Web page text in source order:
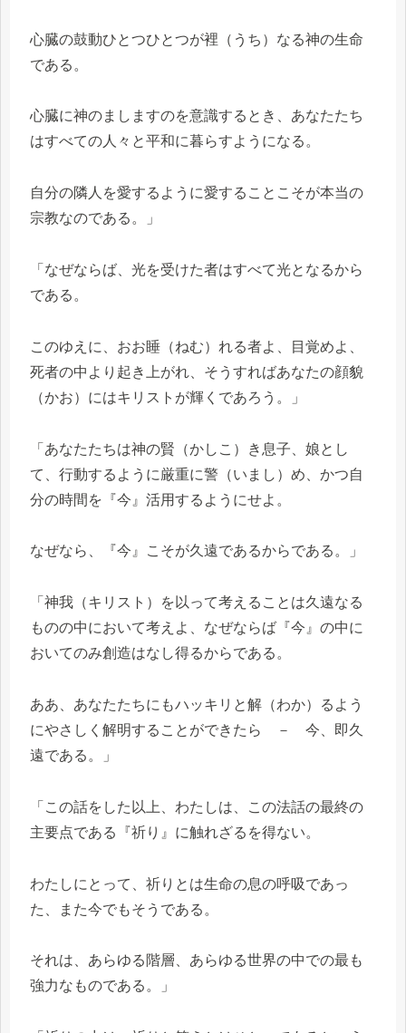
心臓の鼓動ひとつひとつが裡（うち）なる神の生命
である。
心臓に神のましますのを意識するとき、あなたたち
はすべての人々と平和に暮らすようになる。
自分の隣人を愛するように愛することこそが本当の
宗教なのである。」
「なぜならば、光を受けた者はすべて光となるから
である。
このゆえに、おお睡（ねむ）れる者よ、目覚めよ、
死者の中より起き上がれ、そうすればあなたの顔貌
（かお）にはキリストが輝くであろう。」
「あなたたちは神の賢（かしこ）き息子、娘とし
て、行動するように厳重に警（いまし）め、かつ自
分の時間を『今』活用するようにせよ。
なぜなら、『今』こそが久遠であるからである。」
「神我（キリスト）を以って考えることは久遠なる
ものの中において考えよ、なぜならば『今』の中に
おいてのみ創造はなし得るからである。
ああ、あなたたちにもハッキリと解（わか）るよう
にやさしく解明することができたら － 今、即久
遠である。」
「この話をした以上、わたしは、この法話の最終の
主要点である『祈り』に触れざるを得ない。
わたしにとって、祈りとは生命の息の呼吸であっ
た、また今でもそうである。
それは、あらゆる階層、あらゆる世界の中での最も
強力なものである。」